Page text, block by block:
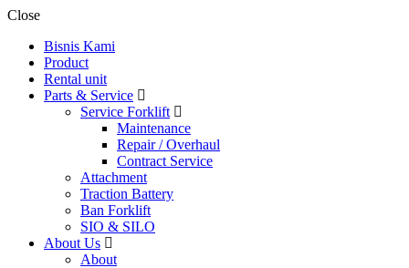
Close
Bisnis Kami
Product
Rental unit
Parts & Service
Service Forklift
Maintenance
Repair / Overhaul
Contract Service
Attachment
Traction Battery
Ban Forklift
SIO & SILO
About Us
About